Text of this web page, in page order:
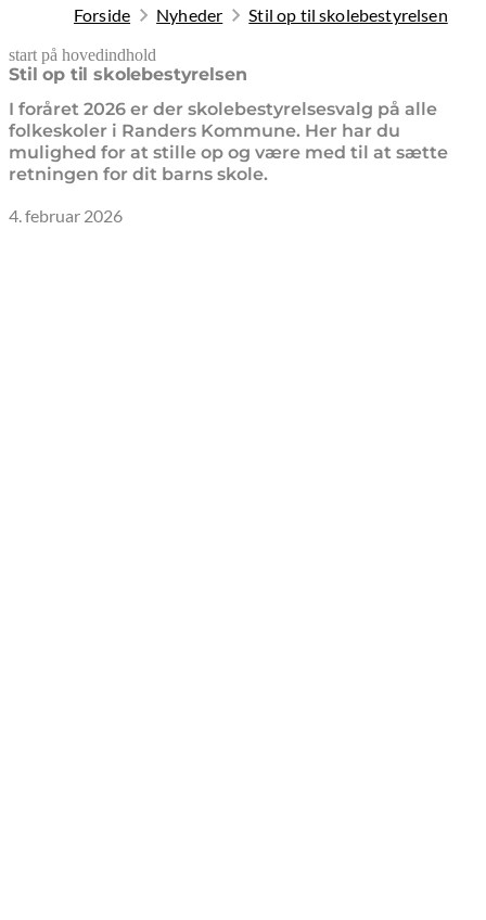
Forside Nyheder Stil op til skolebestyrelsen
start på hovedindhold
Stil op til skolebestyrelsen
I foråret 2026 er der skolebestyrelsesvalg på alle
folkeskoler i Randers Kommune. Her har du
mulighed for at stille op og være med til at sætte
retningen for dit barns skole.
4. februar 2026
senest opdateret 19. februar 2026